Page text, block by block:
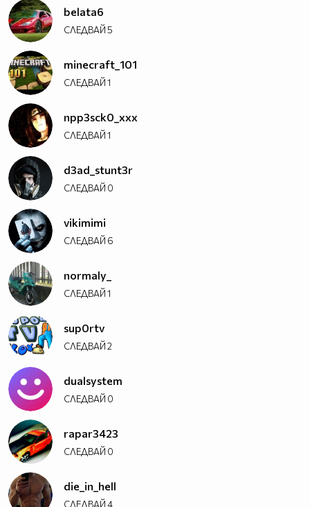
belata6
СЛЕДВАЙ5
minecraft_101
СЛЕДВАЙ1
npp3sck0_xxx
СЛЕДВАЙ1
d3ad_stunt3r
СЛЕДВАЙ 0
vikimimi
СЛЕДВАЙ 6
normaly_
СЛЕДВАЙ1
sup0rtv
СЛЕДВАЙ2
dualsystem
СЛЕДВАЙ 0
rapar3423
СЛЕДВАЙ 0
die_in_hell
СЛЕДВАЙ4